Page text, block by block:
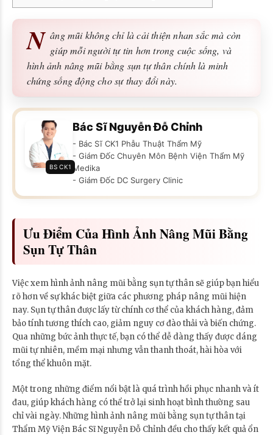
N âng mũi không chỉ là cải thiện nhan sắc mà còn
giúp mỗi người tự tin hơn trong cuộc sống, và
hình ảnh nâng mũi bằng sụn tự thân chính là minh
chứng sống động cho sự thay đổi này.
BS CK1
Bác Sĩ Nguyễn Đỗ Chỉnh
- Bác Sĩ CK1 Phẫu Thuật Thẩm Mỹ
- Giám Đốc Chuyên Môn Bệnh Viện Thẩm Mỹ
Medika
- Giám Đốc DC Surgery Clinic
Ưu Điểm Của Hình Ảnh Nâng Mũi Bằng
Sụn Tự Thân
Việc xem hình ảnh nâng mũi bằng sụn tự thân sẽ giúp bạn hiểu
rõ hơn về sự khác biệt giữa các phương pháp nâng mũi hiện
nay. Sụn tự thân được lấy từ chính cơ thể của khách hàng, đảm
bảo tính tương thích cao, giảm nguy cơ đào thải và biến chứng.
Qua những bức ảnh thực tế, bạn có thể dễ dàng thấy được dáng
mũi tự nhiên, mềm mại nhưng vẫn thanh thoát, hài hòa với
tổng thể khuôn mặt.
Một trong những điểm nổi bật là quá trình hồi phục nhanh và ít
đau, giúp khách hàng có thể trở lại sinh hoạt bình thường sau
chỉ vài ngày. Những hình ảnh nâng mũi bằng sụn tự thân tại
Thẩm Mỹ Viện Bác Sĩ Nguyễn Đỗ Chỉnh đều cho thấy kết quả ổn